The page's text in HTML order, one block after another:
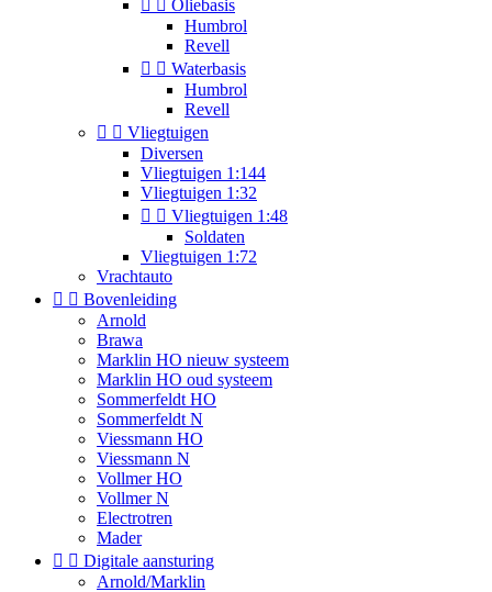
Oliebasis
Humbrol
Revell
  Waterbasis
Humbrol
Revell
  Vliegtuigen
Diversen
Vliegtuigen 1:144
Vliegtuigen 1:32
  Vliegtuigen 1:48
Soldaten
Vliegtuigen 1:72
Vrachtauto
  Bovenleiding
Arnold
Brawa
Marklin HO nieuw systeem
Marklin HO oud systeem
Sommerfeldt HO
Sommerfeldt N
Viessmann HO
Viessmann N
Vollmer HO
Vollmer N
Electrotren
Mader
  Digitale aansturing
Arnold/Marklin